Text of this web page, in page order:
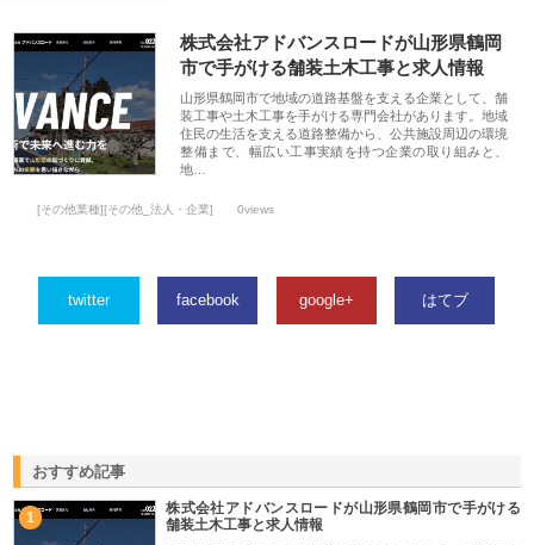
株式会社アドバンスロードが山形県鶴岡
市で手がける舗装土木工事と求人情報
山形県鶴岡市で地域の道路基盤を支える企業として、舗
装工事や土木工事を手がける専門会社があります。地域
住民の生活を支える道路整備から、公共施設周辺の環境
整備まで、幅広い工事実績を持つ企業の取り組みと、
地…
[その他業種][その他_法人・企業] 0views
twitter facebook google+ はてブ
おすすめ記事
1
株式会社アドバンスロードが山形県鶴岡市で手がける
舗装土木工事と求人情報